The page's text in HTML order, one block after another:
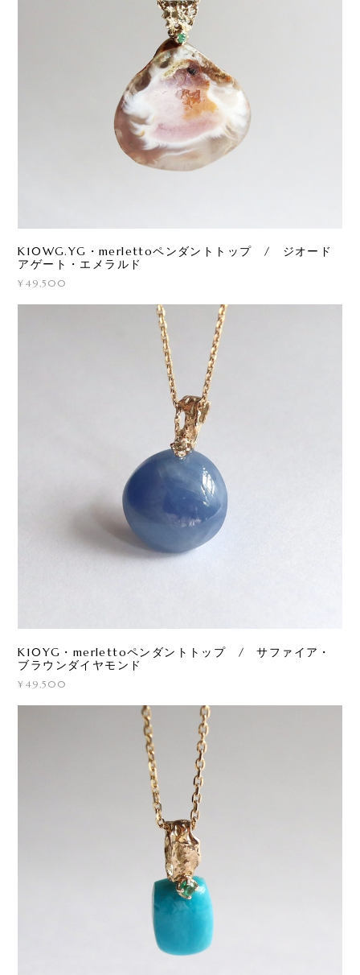
K10WG.YG・merlettoペンダントトップ / ジオード
アゲート・エメラルド
¥49,500
K10YG・merlettoペンダントトップ / サファイア・
ブラウンダイヤモンド
¥49,500